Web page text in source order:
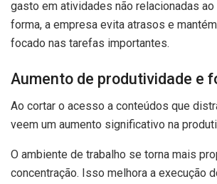
gasto em atividades não relacionadas
forma, a empresa evita atrasos e
focado nas tarefas importantes.
Aumento de produtividade e
Ao cortar o acesso a conteúdos que
veem um aumento significativo na
O ambiente de trabalho se torna mais
concentração. Isso melhora a execução